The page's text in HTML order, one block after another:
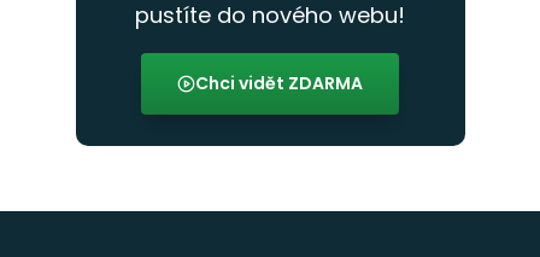
pustíte do nového webu!
Chci vidět ZDARMA